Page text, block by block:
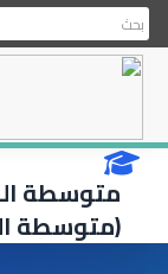
متوسطة
(متوسطة